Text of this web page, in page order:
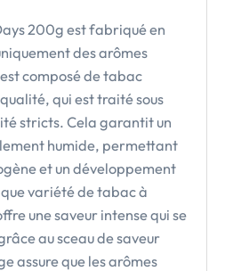
200g est fabriqué en
des arômes
composé de tabac
qui est traité sous
stricts. Cela garantit un
humide, permettant
et un développement
variété de tabac à
une saveur intense qui se
au sceau de saveur
assure que les arômes